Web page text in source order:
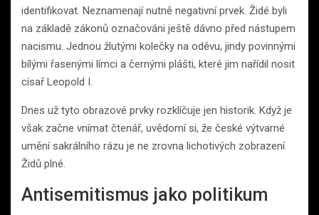
identifikovat. Neznamenají nutně negativní prvek. Židé byli
na základě zákonů označováni ještě dávno před nástupem
nacismu. Jednou žlutými kolečky na oděvu, jindy povinnými
bílými řasenými límci a černými plášti, které jim nařídil nosit
císař Leopold I.
Dnes už tyto obrazové prvky rozklíčuje jen historik. Když je
však začne vnímat čtenář, uvědomí si, že české výtvarné
umění sakrálního rázu je ne zrovna lichotivých zobrazení
Židů plné.
Antisemitismus jako politikum